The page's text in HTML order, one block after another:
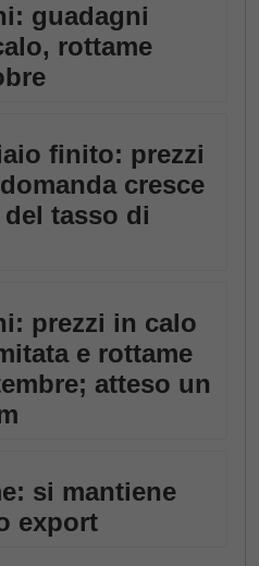
guadagni
rottame
finito: prezzi
cresce
tasso di
prezzi in calo
e rottame
atteso un
si mantiene
export